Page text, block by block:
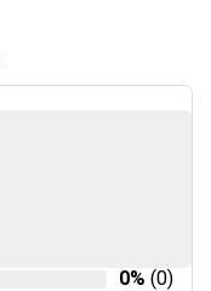
0% (0)